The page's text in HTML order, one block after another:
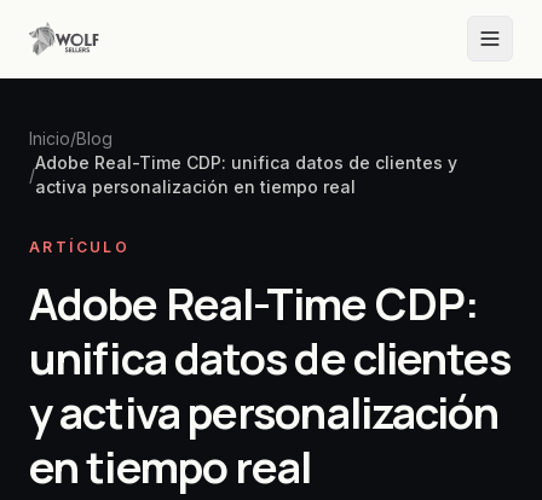
Inicio/Blog
/
Adobe Real-Time CDP: unifica datos de clientes y
activa personalización en tiempo real
ARTÍCULO
Adobe Real-Time CDP:
unifica datos de clientes
y activa personalización
en tiempo real